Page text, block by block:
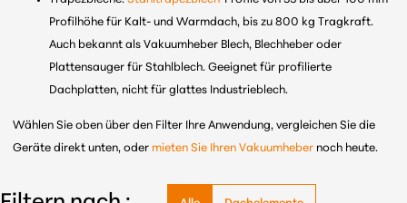
Profilhöhe für Kalt- und Warmdach, bis zu 800 kg Tragkraft.
Auch bekannt als Vakuumheber Blech, Blechheber oder
Plattensauger für Stahlblech. Geeignet für profilierte
Dachplatten, nicht für glattes Industrieblech.
Wählen Sie oben über den Filter Ihre Anwendung, vergleichen Sie die
Geräte direkt unten, oder mieten Sie Ihren Vakuumheber noch heute.